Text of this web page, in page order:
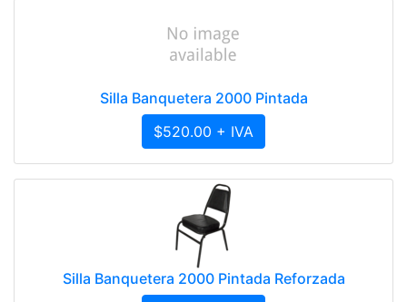
Silla Banquetera 2000 Pintada
$520.00 + IVA
Silla Banquetera 2000 Pintada Reforzada